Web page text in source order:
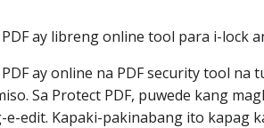
ay libreng online tool para i-lock
ay online na PDF security tool
Sa Protect PDF, puwede kang
edit. Kapaki-pakinabang ito kapag